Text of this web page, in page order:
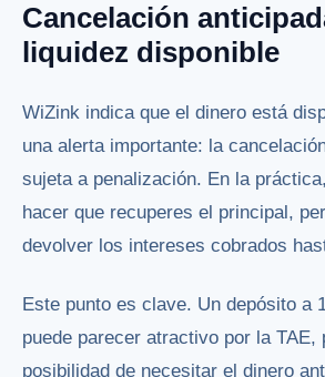
Cancelación
liquidez disponible
WiZink indica que el dinero está
una alerta importante: la
sujeta a penalización. En la
hacer que recuperes el principal,
devolver los intereses cobrados
Este punto es clave. Un depósito a
puede parecer atractivo por la
posibilidad de necesitar el dinero